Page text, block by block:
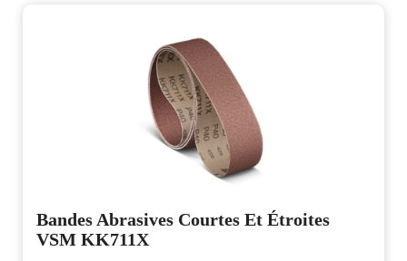
Bandes Abrasives Courtes Et Étroites
VSM KK711X